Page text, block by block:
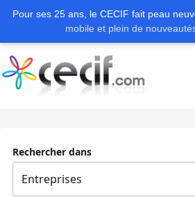
Pour ses 25 ans, le CECIF fait peau
mobile et plein de
Rechercher dans